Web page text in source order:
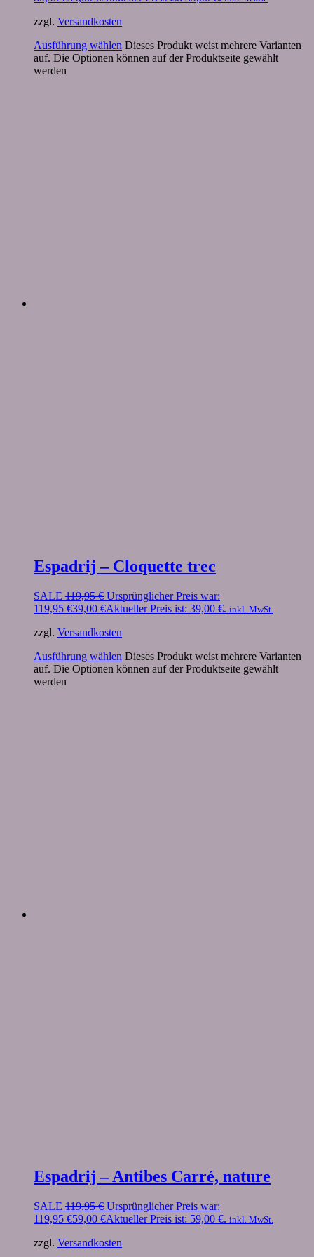
zzgl. Versandkosten
Ausführung wählen Dieses Produkt weist mehrere Varianten
auf. Die Optionen können auf der Produktseite gewählt
werden
Espadrij – Cloquette trec
SALE 119,95€ Ursprünglicher Preis war:
119,95 €39,00 €Aktueller Preis ist: 39,00 €. inkl. MwSt.
zzgl. Versandkosten
Ausführung wählen Dieses Produkt weist mehrere Varianten
auf. Die Optionen können auf der Produktseite gewählt
werden
Espadrij – Antibes Carré, nature
SALE 119,95€ Ursprünglicher Preis war:
119,95 €59,00 €Aktueller Preis ist: 59,00 €. inkl. MwSt.
zzgl. Versandkosten